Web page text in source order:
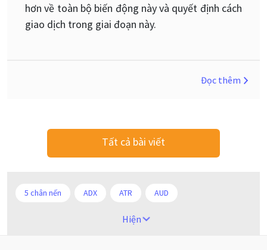
hơn về toàn bộ biến động này và quyết định cách
giao dịch trong giai đoạn này.
Đọc thêm
Tất cả bài viết
5 chân nến ADX ATR AUD
AndroidHiện